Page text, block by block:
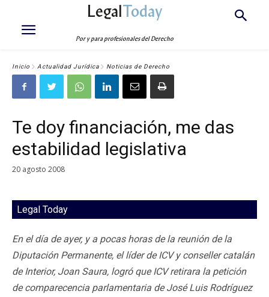
LegalToday
Por y para profesionales del Derecho
Inicio Actualidad Jurídica Noticias de Derecho
Te doy financiación, me das
estabilidad legislativa
20 agosto 2008
Legal Today
En el día de ayer, y a pocas horas de la reunión de la
Diputación Permanente, el líder de ICV y conseller catalán
de Interior, Joan Saura, logró que ICV retirara la petición
de comparecencia parlamentaria de José Luis Rodríguez